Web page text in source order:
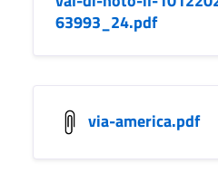
63993_24.pdf
via-america.pdf